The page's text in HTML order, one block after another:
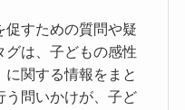
促すための質問や疑
グは、子どもの感性
関する情報をまと
う問いかけが、子ど